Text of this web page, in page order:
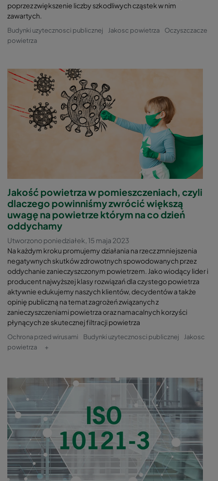
poprzez zwiększenie liczby szkodliwych cząstek w nim
zawartych.
Budynki uzytecznosci publicznej Jakosc powietrza
Oczyszczacze
powietrza
Jakość powietrza w pomieszczeniach, czyli
dlaczego powinniśmy zwrócić większą
uwagę na powietrze którym na co dzień
oddychamy
Utworzono poniedziałek, 15 maja 2023
Na każdym kroku promujemy działania na rzecz zmniejszenia
negatywnych skutków zdrowotnych spowodowanych przez
oddychanie zanieczyszczonym powietrzem. Jako wiodący lider i
producent najwyższej klasy rozwiązań dla czystego powietrza
aktywnie edukujemy naszych klientów, decydentów a także
opinię publiczną na temat zagrożeń związanych z
zanieczyszczeniami powietrza oraz namacalnych korzyści
płynących ze skutecznej filtracji powietrza
Ochrona przed wirusami Budynki uzytecznosci publicznej
Jakosc
powietrza
+